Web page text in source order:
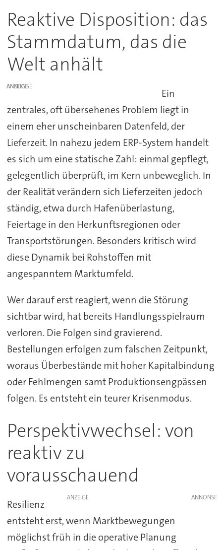
Reaktive Disposition: das
Stammdatum, das die
Welt anhält
ANZEIGE
Ein
zentrales, oft übersehenes Problem liegt in
einem eher unscheinbaren Datenfeld, der
Lieferzeit. In nahezu jedem ERP-System handelt
es sich um eine statische Zahl: einmal gepflegt,
gelegentlich überprüft, im Kern unbeweglich. In
der Realität verändern sich Lieferzeiten jedoch
ständig, etwa durch Hafenüberlastung,
Feiertage in den Herkunftsregionen oder
Transportstörungen. Besonders kritisch wird
diese Dynamik bei Rohstoffen mit
angespanntem Marktumfeld.
Wer darauf erst reagiert, wenn die Störung
sichtbar wird, hat bereits Handlungsspielraum
verloren. Die Folgen sind gravierend.
Bestellungen erfolgen zum falschen Zeitpunkt,
woraus Überbestände mit hoher Kapitalbindung
oder Fehlmengen samt Produktionsengpässen
folgen. Es entsteht ein teurer Krisenmodus.
Perspektivwechsel: von
reaktiv zu
vorausschauend
ANZEIGE
Resilienz
entsteht erst, wenn Marktbewegungen
möglichst früh in die operative Planung